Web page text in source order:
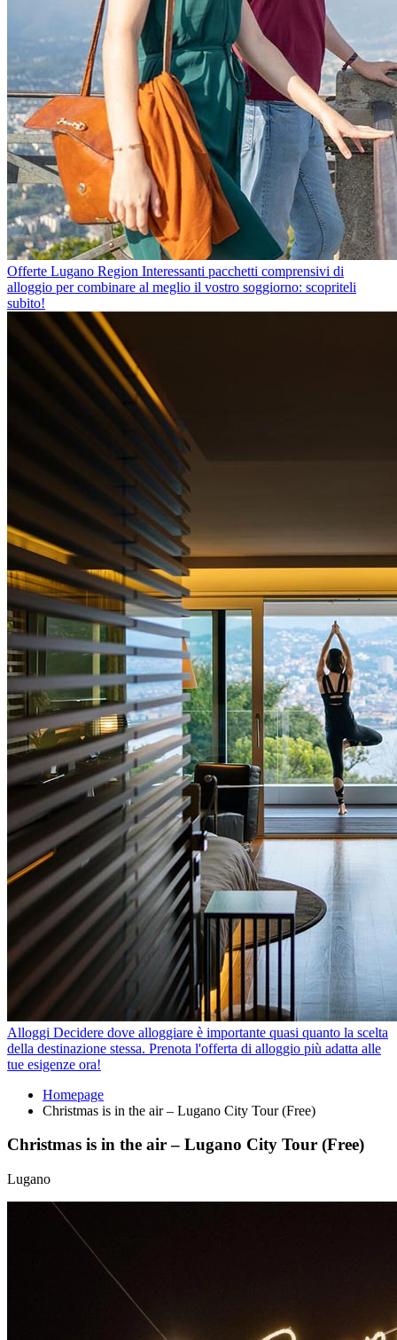
Offerte Lugano Region Interessanti pacchetti comprensivi di
alloggio per combinare al meglio il vostro soggiorno: scopriteli
subito!
Alloggi Decidere dove alloggiare è importante quasi quanto la scelta
della destinazione stessa. Prenota l'offerta di alloggio più adatta alle
tue esigenze ora!
Homepage
Christmas is in the air – Lugano City Tour (Free)
Christmas is in the air – Lugano City Tour (Free)
Lugano